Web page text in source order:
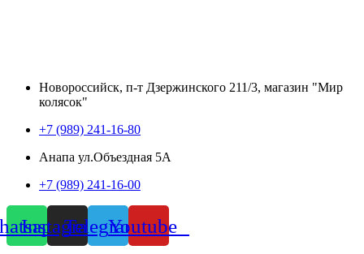
Новороссийск, п-т Дзержинского 211/3, магазин "Мир
колясок"
+7 (989) 241-16-80
Анапа ул.Объездная 5А
+7 (989) 241-16-00
InstagramTelegramYoutube